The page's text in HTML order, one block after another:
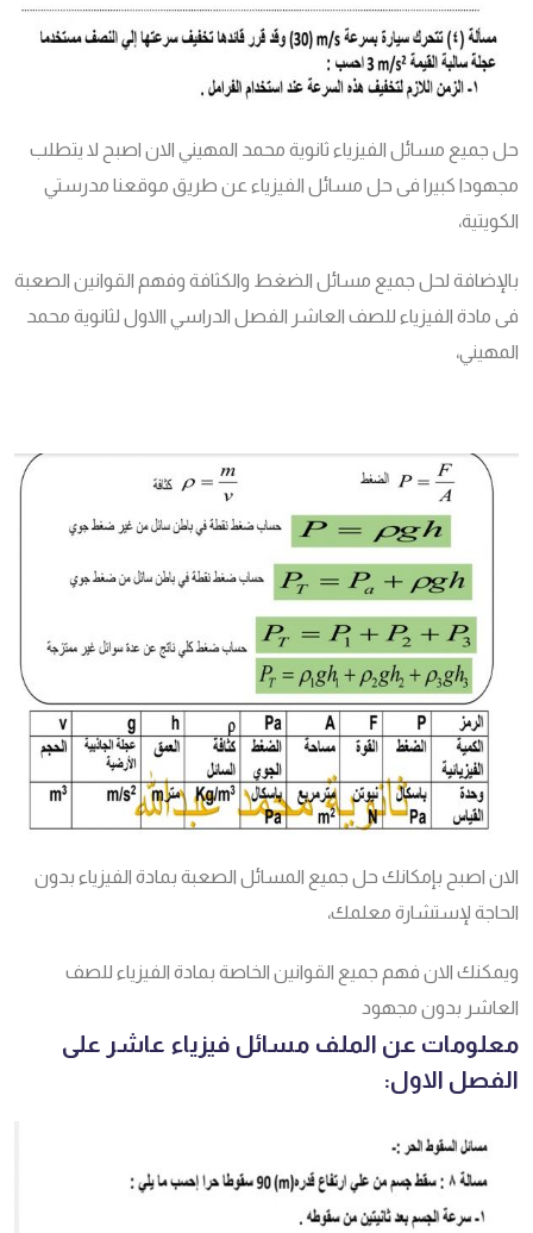
حل جميع مسائل الفيزياء ثانوية محمد المهيني الان اصبح لا يتطلب
مجهودا كبيرا فى حل مسائل الفيزياء عن طريق موقعنا مدرستي
الكويتية،
بالإضافة لحل جميع مسائل الضغط والكثافة وفهم القوانين الصعبة
فى مادة الفيزياء للصف العاشر الفصل الدراسي االاول لثانوية محمد
المهيني،
الان اصبح بإمكانك حل جميع المسائل الصعبة بمادة الفيزياء بدون
الحاجة لإستشارة معلمك،
ويمكنك الان فهم جميع القوانين الخاصة بمادة الفيزياء للصف
العاشر بدون مجهود
معلومات عن الملف مسائل فيزياء عاشر على
الفصل الاول: